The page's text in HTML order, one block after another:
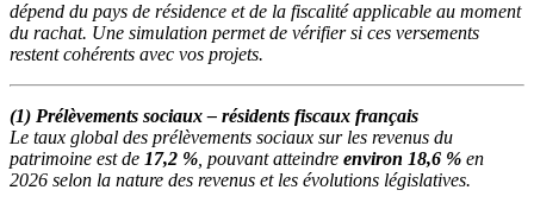
dépend du pays de résidence et de la fiscalité applicable au moment
du rachat. Une simulation permet de vérifier si ces versements
restent cohérents avec vos projets.
(1) Prélèvements sociaux – résidents fiscaux français
Le taux global des prélèvements sociaux sur les revenus du
patrimoine est de 17,2 % , pouvant atteindre environ 18,6 % en
2026 selon la nature des revenus et les évolutions législatives.